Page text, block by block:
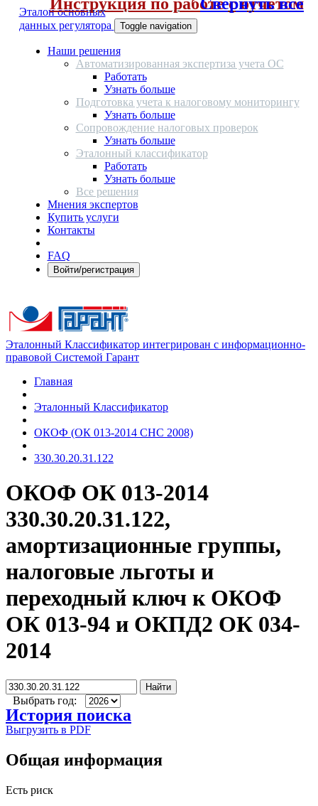
Эталон основных
данных регулятора
Toggle navigation
Наши решения
Автоматизированная экспертиза учета ОС
Работать
Узнать больше
Подготовка учета к налоговому мониторингу
Узнать больше
Сопровождение налоговых проверок
Узнать больше
Эталонный классификатор
Работать
Узнать больше
Все решения
Мнения экспертов
Купить услуги
Контакты
FAQ
Войти/регистрация
Эталонный Классификатор интегрирован с информационно-
правовой Системой Гарант
Главная
Эталонный Классификатор
ОКОФ (ОК 013-2014 СНС 2008)
330.30.20.31.122
ОКОФ ОК 013-2014
330.30.20.31.122,
амортизационные группы,
налоговые льготы и
переходный ключ к ОКОФ
ОК 013-94 и ОКПД2 ОК 034-
2014
Найти
Выбрать год:
История поиска
Выгрузить в PDF
Общая информация
Есть риск